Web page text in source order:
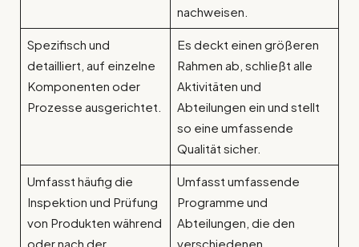
nachweisen.
Spezifisch und
detailliert, auf einzelne
Komponenten oder
Prozesse ausgerichtet.
Es deckt einen größeren
Rahmen ab, schließt alle
Aktivitäten und
Abteilungen ein und stellt
so eine umfassende
Qualität sicher.
Umfasst häufig die
Inspektion und Prüfung
von Produkten während
oder nach der
Umfasst umfassende
Programme und
Abteilungen, die den
verschiedenen